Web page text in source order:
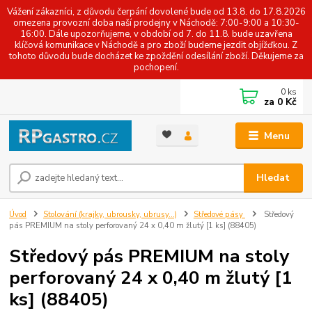
Vážení zákazníci, z důvodu čerpání dovolené bude od 13.8. do 17.8.2026
omezena provozní doba naší prodejny v Náchodě: 7:00-9:00 a 10:30-
16:00. Dále upozorňujeme, v období od 7. do 11.8. bude uzavřena
klíčová komunikace v Náchodě a pro zboží budeme jezdit objížďkou. Z
tohoto důvodu bude docházet ke zpoždění odesílání zboží. Děkujeme za
pochopení.
Menu
Hledat
0 ks
za 0 Kč
Úvod Stolování (krajky, ubrousky, ubrusy...) Středové pásy
Středový
pás PREMIUM na stoly perforovaný 24 x 0,40 m žlutý [1 ks] (88405)
Středový pás PREMIUM na stoly
perforovaný 24 x 0,40 m žlutý [1
ks] (88405)